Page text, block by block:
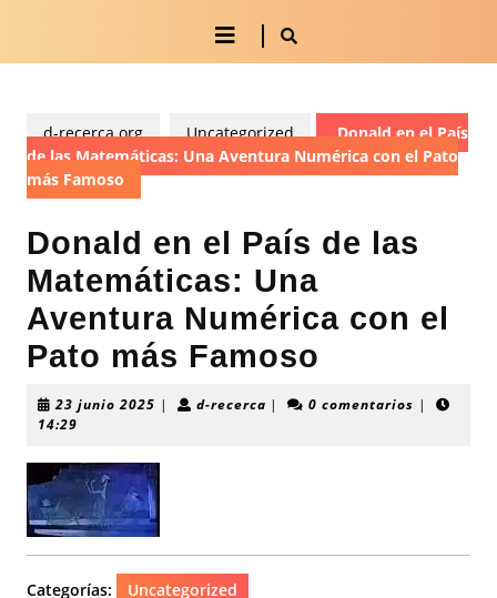
Botón
apertura
d-recerca.org Uncategorized
Donald en el País
de las Matemáticas: Una Aventura Numérica con el Pato
más Famoso
Donald en el País de las
Matemáticas: Una
Aventura Numérica con el
Pato más Famoso
23 junio 2025 23| d-recercad-| 0 comentarios |
14:29
Categorías: Uncategorized